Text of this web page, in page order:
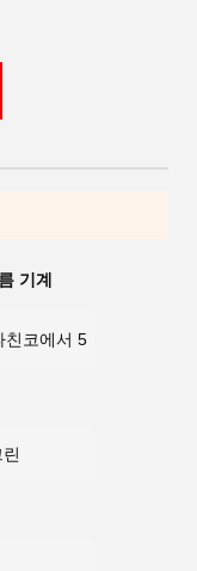
기계
친코에서 5